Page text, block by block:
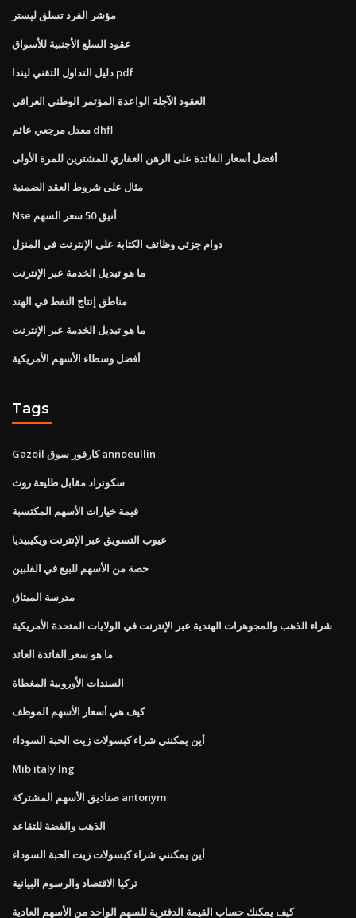
مؤشر القرد تسلق ليستر
عقود السلع الأجنبية للأسواق
دليل التداول التقني ليندا pdf
العقود الآجلة الواعدة المؤتمر الوطني العراقي
معدل مرجعي عائم dhfl
أفضل أسعار الفائدة على الرهن العقاري للمشترين للمرة الأولى
مثال على شروط العقد الضمنية
Nse أنيق 50 سعر السهم
دوام جزئي وظائف الكتابة على الإنترنت في المنزل
ما هو تبديل الخدمة عبر الإنترنت
مناطق إنتاج النفط في الهند
ما هو تبديل الخدمة عبر الإنترنت
أفضل وسطاء الأسهم الأمريكية
Tags
Gazoil كارفور سوق annoeullin
سكوتراد مقابل طليعة روث
قيمة خيارات الأسهم المكتسبة
عيوب التسويق عبر الإنترنت ويكيبيديا
حصة من الأسهم للبيع في الفلبين
مدرسة الميثاق
شراء الذهب والمجوهرات الهندية عبر الإنترنت في الولايات المتحدة الأمريكية
ما هو سعر الفائدة العائد
السندات الأوروبية المغطاة
كيف هي أسعار الأسهم الموظف
أين يمكنني شراء كبسولات زيت الحبة السوداء
Mib italy lng
صناديق الأسهم المشتركة antonym
الذهب والفضة للتقاعد
أين يمكنني شراء كبسولات زيت الحبة السوداء
تركيا الاقتصاد والرسوم البيانية
كيف يمكنك حساب القيمة الدفترية للسهم الواحد من الأسهم العادية